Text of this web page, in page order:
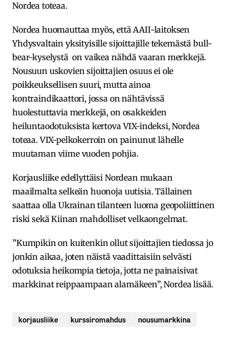
Nordea toteaa.
Nordea huomauttaa myös, että AAII-laitoksen
Yhdysvaltain yksityisille sijoittajille tekemästä bull-
bear-kyselystä on vaikea nähdä vaaran merkkejä.
Nousuun uskovien sijoittajien osuus ei ole
poikkeuksellisen suuri, mutta ainoa
kontraindikaattori, jossa on nähtävissä
huolestuttavia merkkejä, on osakkeiden
heiluntaodotuksista kertova VIX-indeksi, Nordea
toteaa. VIX-pelkokerroin on painunut lähelle
muutaman viime vuoden pohjia.
Korjausliike edellyttäisi Nordean mukaan
maailmalta selkeän huonoja uutisia. Tällainen
saattaa olla Ukrainan tilanteen luoma geopoliittinen
riski sekä Kiinan mahdolliset velkaongelmat.
”Kumpikin on kuitenkin ollut sijoittajien tiedossa jo
jonkin aikaa, joten näistä vaadittaisiin selvästi
odotuksia heikompia tietoja, jotta ne painaisivat
markkinat reippaampaan alamäkeen”, Nordea lisää.
korjausliike kurssiromahdus nousumarkkina